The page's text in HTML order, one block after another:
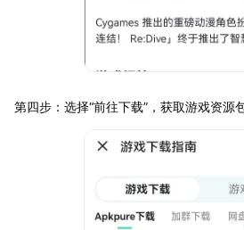
第四步：选择“前往下载”，获取游戏资源